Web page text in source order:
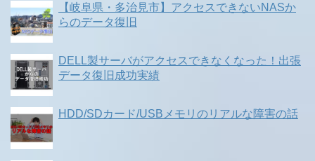
【岐阜県・多治見市】アクセスできないNASか
らのデータ復旧
DELL製サーバがアクセスできなくなった！出張
データ復旧成功実績
HDD/SDカード/USBメモリのリアルな障害の話